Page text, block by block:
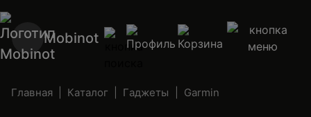
Mobinot
Главная Каталог Гаджеты Garmin